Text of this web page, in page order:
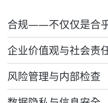
合规——不仅仅是合
我们的合规战略既明确设
识，旨在尽早识别风险并避
战略重心：
预防腐败、零容忍
企业价值观与社会责
我们的价值观体现在日常
beGrenzebach 计划，我
感，还积极推动社会公益
风险管理与内部检查
有效的风险管理体系是可